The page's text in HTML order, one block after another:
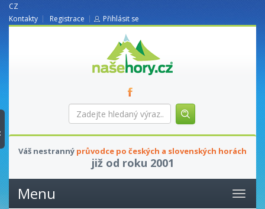
CZ
Kontakty
Registrace Přihlásit se
nasehory.cz
Zadejte
hledaný
Váš nestranný průvodce po českých a slovenských horách
již od roku 2001
Menu